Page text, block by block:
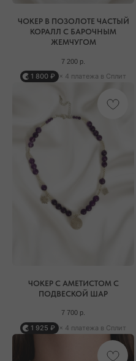
ЧОКЕР В ПОЗОЛОТЕ ЧАСТЫЙ
КОРАЛЛ С БАРОЧНЫМ
ЖЕМЧУГОМ
7 200 р.
1 800 ₽ × 4 платежа в Сплит
ЧОКЕР С АМЕТИСТОМ С
ПОДВЕСКОЙ ШАР
7 700 р.
1 925 ₽ × 4 платежа в Сплит